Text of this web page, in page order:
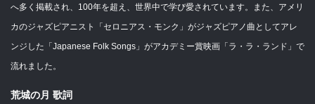
へ多く掲載され、100年を超え、世界中で学び愛されています。また、アメリ
カのジャズピアニスト「セロニアス・モンク」がジャズピアノ曲としてアレ
ンジした「Japanese Folk Songs」がアカデミー賞映画「ラ・ラ・ランド」で
流れました。
荒城の月 歌詞